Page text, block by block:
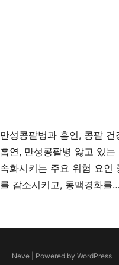
만성콩팥병과 흡연, 콩팥
흡연, 만성콩팥병 앓고 있
속화시키는 주요 위험 요인
를 감소시키고, 동맥경화를…
Neve | Powered by WordPress